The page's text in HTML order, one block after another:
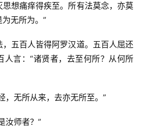
想痛痒得疾至。所有法莫念，亦莫
无所为。”
五百人皆得阿罗汉道。五百人屈还
人言：“诸贤者，去至何所？从何所
，无所从来，去亦无所至。”
汝师者？”